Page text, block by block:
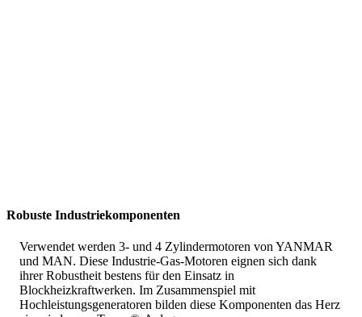
Robuste Industriekomponenten
Verwendet werden 3- und 4 Zylindermotoren von YANMAR
und MAN. Diese Industrie-Gas-Motoren eignen sich dank
ihrer Robustheit bestens für den Einsatz in
Blockheizkraftwerken. Im Zusammenspiel mit
Hochleistungsgeneratoren bilden diese Komponenten das Herz